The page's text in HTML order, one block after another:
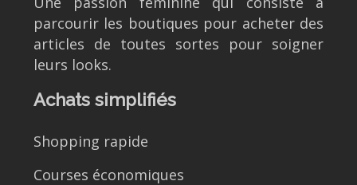
parcourir les boutiques pour acheter des
articles de toutes sortes pour soigner
leurs looks.
Achats simplifiés
Shopping rapide
Courses économiques